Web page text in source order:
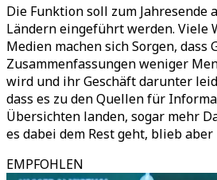
Die Funktion soll zum Jahresende
Ländern eingeführt werden. Viele
Medien machen sich Sorgen, dass
Zusammenfassungen weniger
wird und ihr Geschäft darunter
dass es zu den Quellen für
Übersichten landen, sogar mehr
es dabei dem Rest geht, blieb
EMPFOHLEN